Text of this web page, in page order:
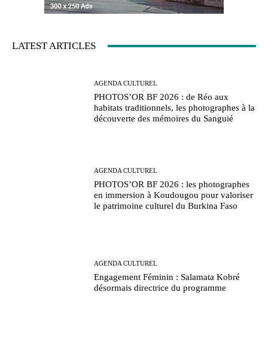
LATEST ARTICLES
AGENDA CULTUREL
PHOTOS’OR BF 2026 : de Réo aux
habitats traditionnels, les photographes à la
découverte des mémoires du Sanguié
AGENDA CULTUREL
PHOTOS’OR BF 2026 : les photographes
en immersion à Koudougou pour valoriser
le patrimoine culturel du Burkina Faso
AGENDA CULTUREL
Engagement Féminin : Salamata Kobré
désormais directrice du programme